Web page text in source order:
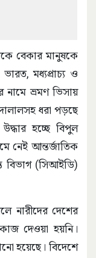
বেকার মানুষকে
মধ্যপ্রাচ্য ও
নামে ভ্রমণ ভিসায়
ধরা পড়ছে
হচ্ছে বিপুল
নেই আন্তর্জাতিক
বিভাগ (সিআইডি)
নারীদের দেশের
দেওয়া হয়নি।
হয়েছে। বিদেশে